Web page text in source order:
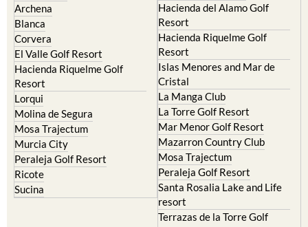
Archena
Blanca
Corvera
El Valle Golf Resort
Hacienda Riquelme Golf
Resort
Lorqui
Molina de Segura
Mosa Trajectum
Murcia City
Peraleja Golf Resort
Ricote
Sucina
Hacienda del Alamo Golf
Resort
Hacienda Riquelme Golf
Resort
Islas Menores and Mar de
Cristal
La Manga Club
La Torre Golf Resort
Mar Menor Golf Resort
Mazarron Country Club
Mosa Trajectum
Peraleja Golf Resort
Santa Rosalia Lake and Life
resort
Terrazas de la Torre Golf